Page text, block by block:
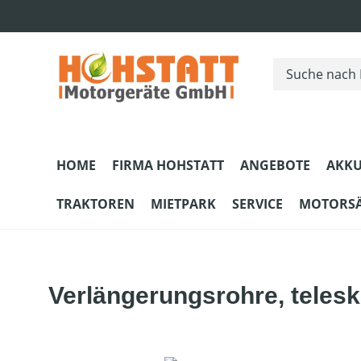
HOME FIRMA HOHSTATT ANGEBOTE
TRAKTOREN MIETPARK SERVICE
Verlängerungsrohre,